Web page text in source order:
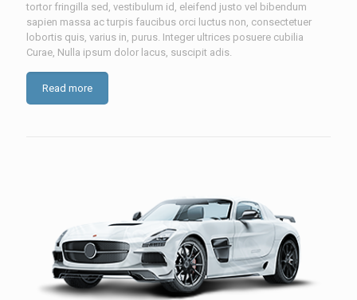
tortor fringilla sed, vestibulum id, eleifend justo vel bibendum
sapien massa ac turpis faucibus orci luctus non, consectetuer
lobortis quis, varius in, purus. Integer ultrices posuere cubilia
Curae, Nulla ipsum dolor lacus, suscipit adis.
Read more